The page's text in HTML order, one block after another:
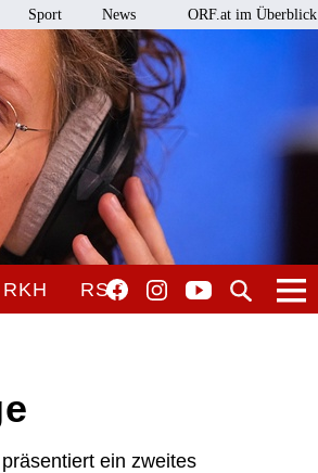
Sport News ORF.at im Überblick
RKH RSO
ein zweites